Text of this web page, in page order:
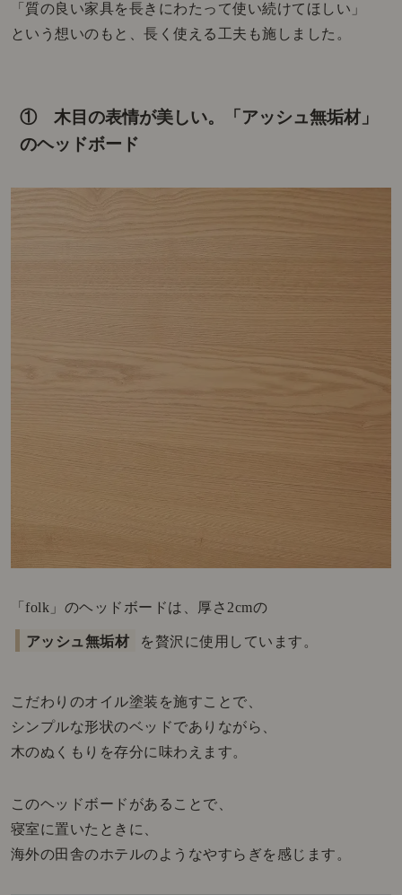
「質の良い家具を長きにわたって使い続けてほしい」
という想いのもと、長く使える工夫も施しました。
① 木目の表情が美しい。
「アッシュ無垢材」
のヘッドボード
「folk」のヘッドボードは、厚さ2cmの
アッシュ無垢材 を贅沢に使用しています。
こだわりのオイル塗装を施すことで、
シンプルな形状のベッドでありながら、
木のぬくもりを存分に味わえます。
このヘッドボードがあることで、
寝室に置いたときに、
海外の田舎のホテルのようなやすらぎを感じます。